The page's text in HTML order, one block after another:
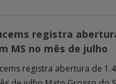
registra
MS no mês de julho
registra abertura de